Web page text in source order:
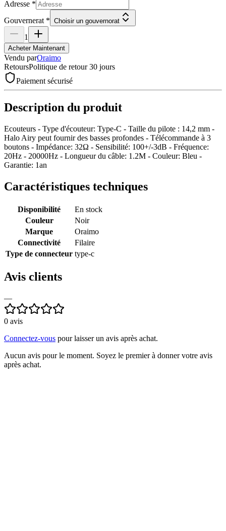
Adresse *
Gouvernerat * Choisir un gouvernorat
1
Acheter Maintenant
Vendu parOraimo
RetoursPolitique de retour 30 jours
Paiement sécurisé
Description du produit
Ecouteurs - Type d'écouteur: Type-C - Taille du pilote : 14,2 mm -
Halo Airy peut fournir des basses profondes - Télécommande à 3
boutons - Impédance: 32Ω - Sensibilité: 100+/-3dB - Fréquence:
20Hz - 20000Hz - Longueur du câble: 1.2M - Couleur: Bleu -
Garantie: 1an
Caractéristiques techniques
Disponibilité
En stock
Couleur
Noir
Marque
Oraimo
Connectivité
Filaire
Type de connecteur type-c
Avis clients
—
0 avis
Connectez-vous pour laisser un avis après achat.
Aucun avis pour le moment. Soyez le premier à donner votre avis
après achat.